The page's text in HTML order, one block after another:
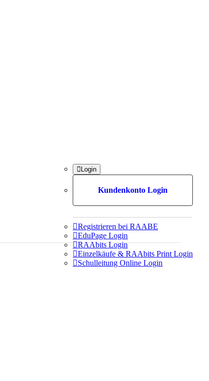
Login
Kundenkonto Login
Registrieren bei RAABE
EduPage Login
RAAbits Login
Einzelkäufe & RAAbits Print Login
Schulleitung Online Login